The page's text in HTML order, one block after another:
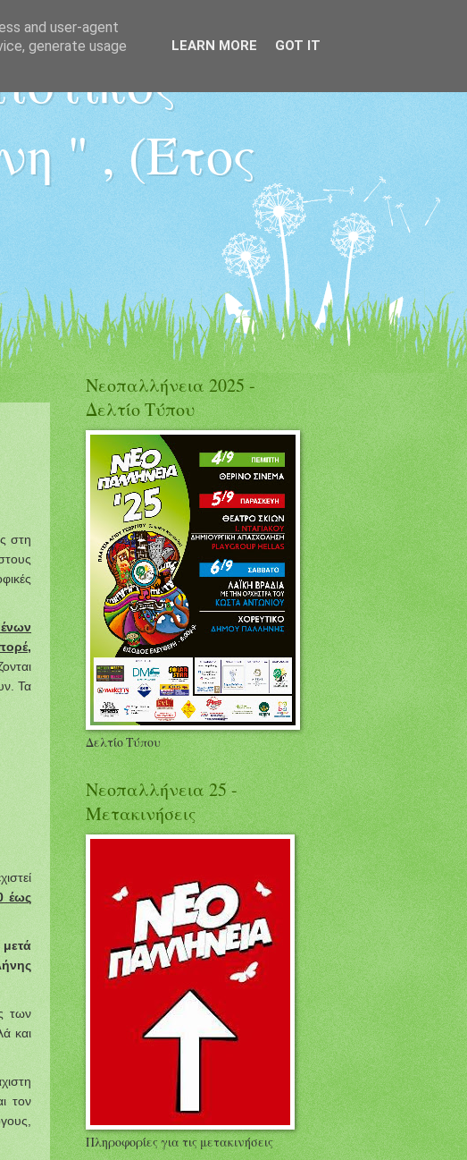
" , (Έτος
στη
Τα
έως
των
και
τον
Νεοπαλλήνεια 2025 -
Δελτίο Τύπου
Δελτίο Τύπου
Νεοπαλλήνεια 25 -
Μετακινήσεις
Πληροφορίες για τις μετακινήσεις
and user-agent
generate usage
LEARN MORE GOT IT